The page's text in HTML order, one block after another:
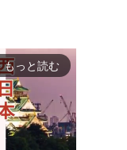
もっと読む